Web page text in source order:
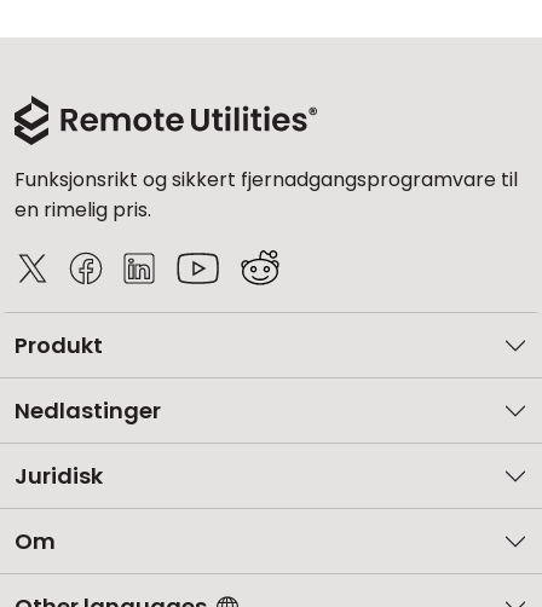
Funksjonsrikt og sikkert fjernadgangsprogramvare til
en rimelig pris.
Produkt
Nedlastinger
Juridisk
Om